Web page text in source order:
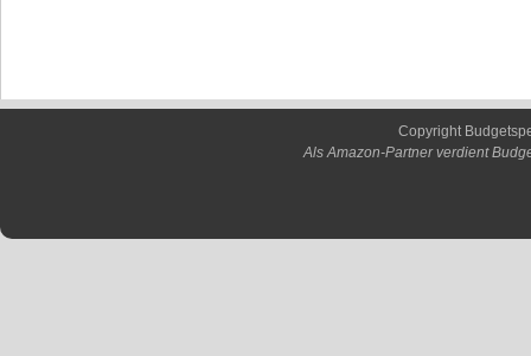
Copyright
Als Amazon-Partner verdient